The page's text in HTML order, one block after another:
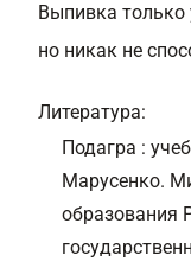
Выпивка только
но никак не
Литература:
Подагра :
Марусенко.
образования